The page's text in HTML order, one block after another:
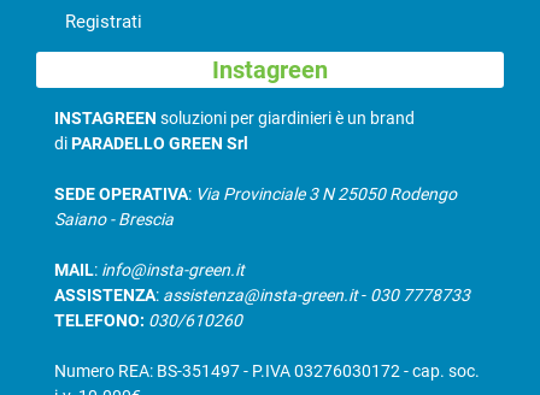
Registrati
Instagreen
INSTAGREEN soluzioni per giardinieri è un brand
diPARADELLO GREEN Srl
SEDE OPERATIVA: Via Provinciale 3 N 25050 Rodengo
Saiano - Brescia
MAIL: info@insta-green.it
ASSISTENZA: assistenza@insta-green.it- 030 7778733
TELEFONO: 030/610260
Numero REA: BS-351497 - P.IVA 03276030172 - cap. soc.